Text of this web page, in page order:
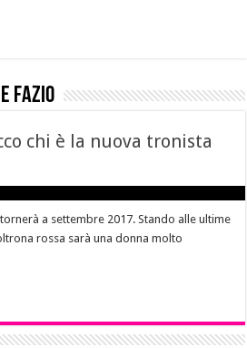
fazio
chi è la nuova tronista
a settembre 2017. Stando alle ultime
rossa sarà una donna molto